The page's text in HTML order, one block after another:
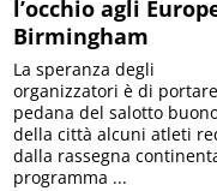
l’occhio agli
Birmingham
La speranza degli
organizzatori è di
pedana del salotto
della città alcuni atleti
dalla rassegna
programma ...